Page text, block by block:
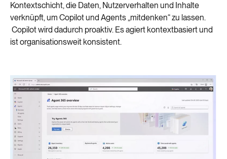
Kontextschicht, die Daten, Nutzerverhalten und Inhalte
verknüpft, um Copilot und Agents „mitdenken“ zu lassen.
Copilot wird dadurch proaktiv. Es agiert kontextbasiert und
ist organisationsweit konsistent.